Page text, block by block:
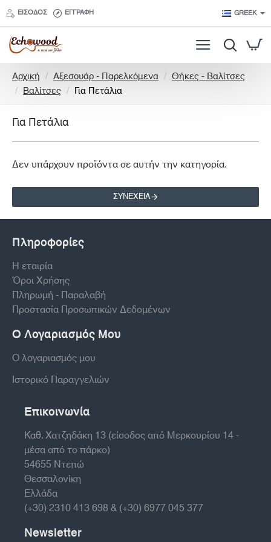
ΕΊΣΟΔΟΣ ΕΓΓΡΑΦΉ GREEK
Αρχική
o
e
Αξεσουάρ - Παρελκόμενα
Θήκες - Βαλίτσες
Βαλίτσες
Για Πετάλια
Για Πετάλια
Δεν υπάρχουν προϊόντα σε αυτήν την κατηγορία.
ΣΥΝΈΧΕΙΑ
Πληροφορίες
Η εταιρία
Όροι Χρήσης
Πληρωμή - Παραλαβή
Προστασία Προσωπικών Δεδομένων
Ο Λογαριασμός Μου
Ο λογαριασμός μου
Ιστορικό Παραγγελιών
Επικοινωνία
Καθ. Χατζηδάκη 13 (είσοδος από Μερκουρίου 14 -
μέσα από το πάρκο)
54655 Ντεπώ
Θεσσαλονίκη
Ελλάδα
(+30) 2310 413 698 & (+30) 6977 045 377
Newsletter